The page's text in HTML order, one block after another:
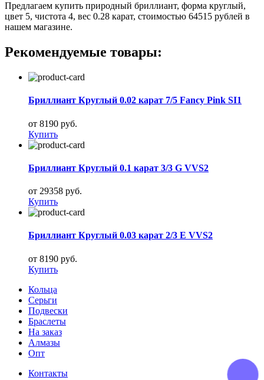
Предлагаем купить природный бриллиант, форма круглый,
цвет 5, чистота 4, вес 0.28 карат, стоимостью 64515 рублей в
нашем магазине.
Рекомендуемые товары:
Бриллиант Круглый 0.02 карат 7/5 Fancy Pink SI1
от 8190 руб.
Купить
Бриллиант Круглый 0.1 карат 3/3 G VVS2
от 29358 руб.
Купить
Бриллиант Круглый 0.03 карат 2/3 E VVS2
от 8190 руб.
Купить
Кольца
Серьги
Подвески
Браслеты
На заказ
Алмазы
Опт
Контакты